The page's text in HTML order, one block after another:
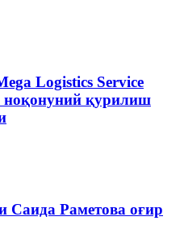
Logistics Service
ноқонуний қурилиш
Саида Раметова оғир